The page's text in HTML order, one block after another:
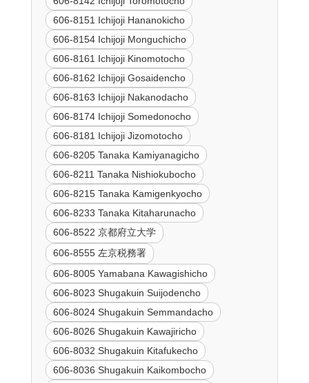
606-8151 Ichijoji Hananokicho
606-8154 Ichijoji Monguchicho
606-8161 Ichijoji Kinomotocho
606-8162 Ichijoji Gosaidencho
606-8163 Ichijoji Nakanodacho
606-8174 Ichijoji Somedonocho
606-8181 Ichijoji Jizomotocho
606-8205 Tanaka Kamiyanagicho
606-8211 Tanaka Nishiokubocho
606-8215 Tanaka Kamigenkyocho
606-8233 Tanaka Kitaharunacho
606-8522 京都府立大学
606-8555 左京税務署
606-8005 Yamabana Kawagishicho
606-8023 Shugakuin Suijodencho
606-8024 Shugakuin Semmandacho
606-8026 Shugakuin Kawajiricho
606-8032 Shugakuin Kitafukecho
606-8036 Shugakuin Kaikombocho